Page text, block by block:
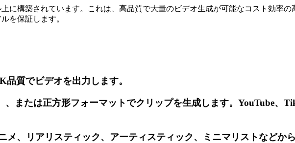
に構築されています。これは、高品質で大量のビデオ生成が可能なコスト効率
を保証します。
質でビデオを出力します。
または正方形フォーマットでクリップを生成します。YouTube、
メ、リアリスティック、アーティスティック、ミニマリストなどか